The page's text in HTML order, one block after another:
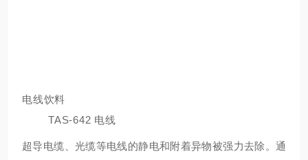
电线饮料
TAS-642 电线
超导电缆、光缆等电线的静电和附着异物被强力去除。通